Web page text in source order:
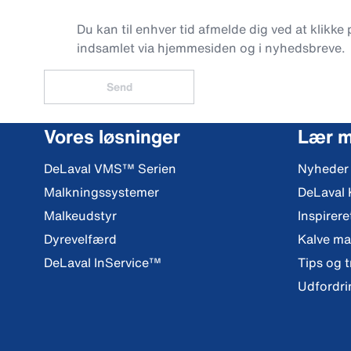
Du kan til enhver tid afmelde dig ved at
indsamlet via hjemmesiden og i nyhedsbreve.
Send
Vores løsninger
DeLaval VMS™ Serien
Malkningssystemer
Malkeudstyr
Dyrevelfærd
DeLaval InService™
Lær
Nyheder
Kalve
Tips og